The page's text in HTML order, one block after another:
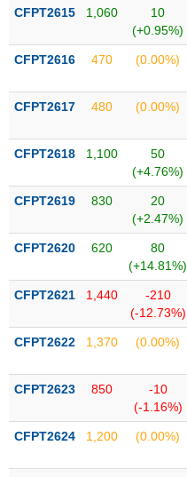
phiếu
tiết
thuật
sơ
doanh
Tin
CFPT2615 1,060
10
(+0.95%)
CFPT2616 470 (0.00%)
CFPT2617 480 (0.00%)
CFPT2618 1,100
50
(+4.76%)
CFPT2619 830
20
(+2.47%)
CFPT2620 620
80
(+14.81%)
CFPT2621 1,440
-210
(-12.73%)
CFPT2622 1,370 (0.00%)
CFPT2623 850
-10
(-1.16%)
CFPT2624 1,200 (0.00%)
(-)
SECTOR
NĂNG
CÔNG